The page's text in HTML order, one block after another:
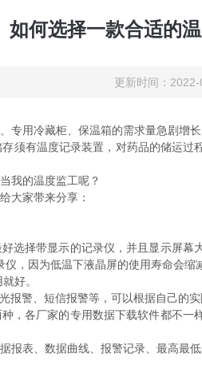
如何选择一款合适的
更新时间：
用冷藏柜、保温箱的需求量急剧增
有温度记录装置，对药品的储运过
我的温度监工呢？
大家带来分享：
择带显示的记录仪，并且显示屏幕
，因为低温下液晶屏的使用寿命会缩
好。
警、短信报警等，可以根据自己的实
各厂家的专用数据下载软件都不一
表、数据曲线、报警记录、最高最低